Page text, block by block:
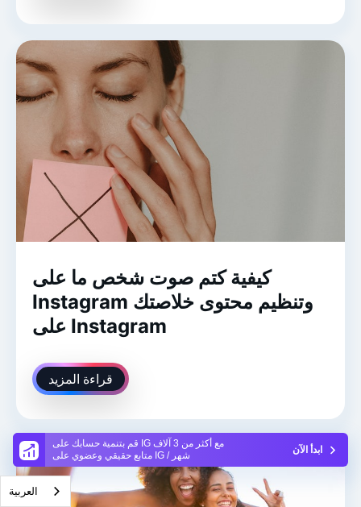
قم بتنمية حسابك على IG مع أكثر من 3 آلاف
متابع حقيقي وعضوي على IG / شهر
ابدأ الآن
كيفية كتم صوت شخص ما على
Instagram وتنظيم محتوى خلاصتك
على Instagram
قراءة المزيد
العربية‏